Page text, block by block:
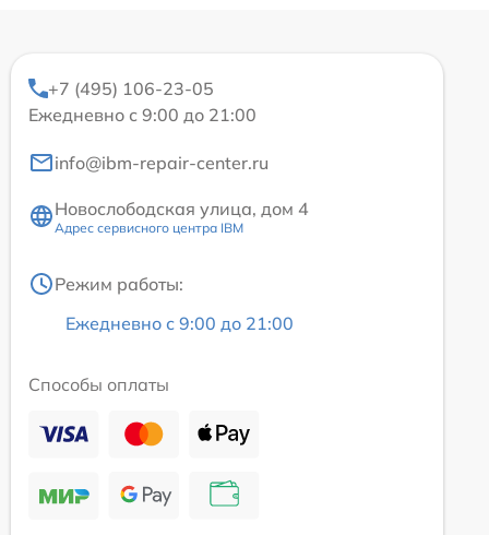
+7 (495) 106-23-05
Ежедневно с 9:00 до 21:00
info@ibm-repair-center.ru
Новослободская улица, дом 4
Адрес сервисного центра IBM
Режим работы:
Ежедневно с 9:00 до 21:00
Способы оплаты